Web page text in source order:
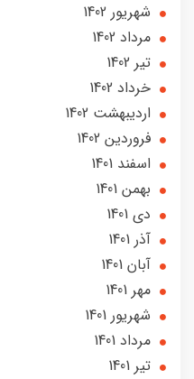
شهریور 1402
مرداد 1402
تير 1402
خرداد 1402
ارديبهشت 1402
فروردین 1402
اسفند 1401
بهمن 1401
دی 1401
آذر 1401
آبان 1401
مهر 1401
شهریور 1401
مرداد 1401
تير 1401